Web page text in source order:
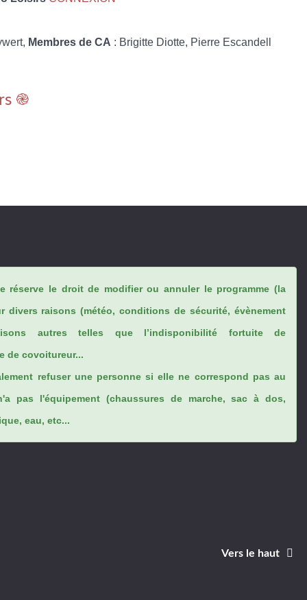
Membres de CA : Brigitte Diotte, Pierre Escandell
֎
réserve le droit de modifier ou annuler le programme (la
divers raisons (météo, conditions de sécurité, évènement
autres telles que l’indisponibilité fortuite de
de covoitureur...
refuser une personne si elle ne correspond pas au
pas l'équipement (chaussures de marche, sac à dos,
eau, etc...
Vers le haut